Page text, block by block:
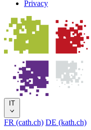
Privacy
IT
FR (cath.ch) DE (kath.ch)